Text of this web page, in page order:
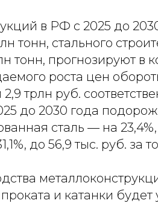
в РФ с 2025 до
тонн, стального
тонн, прогнозируют в
роста цен
трлн руб.
до 2030 года
сталь — на
до 56,9 тыс. руб. за
и катанки будет